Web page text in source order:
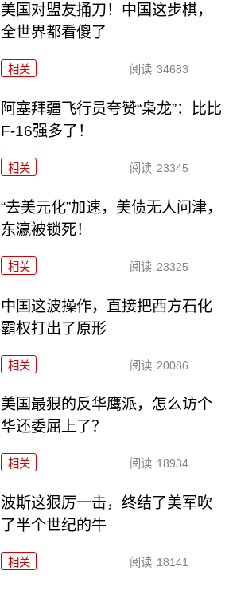
美国对盟友捅刀！中国这步棋，
全世界都看傻了
相关 阅读 34683
阿塞拜疆飞行员夸赞“枭龙”：比比
F-16强多了！
相关 阅读 23345
“去美元化”加速，美债无人问津，
东瀛被锁死！
相关 阅读 23325
中国这波操作，直接把西方石化
霸权打出了原形
相关 阅读 20086
美国最狠的反华鹰派，怎么访个
华还委屈上了？
相关 阅读 18934
波斯这狠厉一击，终结了美军吹
了半个世纪的牛
相关 阅读 18141